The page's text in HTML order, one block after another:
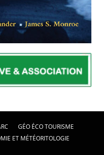
GÉO ÉCO TOURISME
ET MÉTÉORITOLOGIE